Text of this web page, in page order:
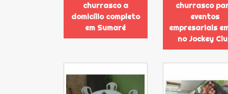
churrasco a
domicílio completo
em Sumaré
churrasco
eventos
empresariais
no Jockey